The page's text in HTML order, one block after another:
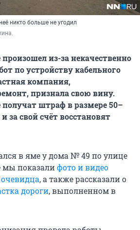
никто больше не угодил
из-за некачественно
по устройству кабельного
компания,
признала свою вину.
штраф в размере 50–
за свой счёт восстановят
в яме у дома № 49 по улице
мы показалифото и видео
, а также рассказали о
дороги, выполненном в